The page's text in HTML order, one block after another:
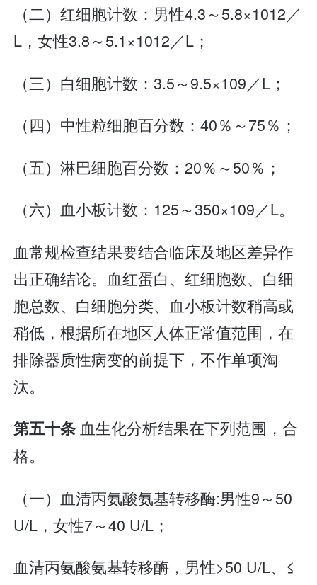
（二）红细胞计数：男性4.3～5.8×1012／
L，女性3.8～5.1×1012／L；
（三）白细胞计数：3.5～9.5×109／L；
（四）中性粒细胞百分数：40％～75％；
（五）淋巴细胞百分数：20％～50％；
（六）血小板计数：125～350×109／L。
血常规检查结果要结合临床及地区差异作
出正确结论。血红蛋白、红细胞数、白细
胞总数、白细胞分类、血小板计数稍高或
稍低，根据所在地区人体正常值范围，在
排除器质性病变的前提下，不作单项淘
汰。
第五十条血生化分析结果在下列范围，合
格。
（一）血清丙氨酸氨基转移酶:男性9～50
U/L，女性7～40 U/L；
血清丙氨酸氨基转移酶，男性>50 U/L、≤